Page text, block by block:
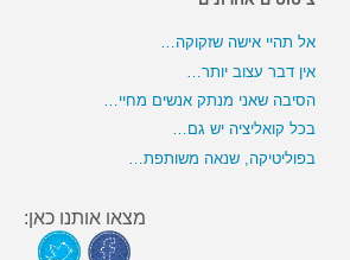
אל תהיי אישה שזקוקה…
אין דבר עצוב יותר…
הסיבה שאני מנתק אנשים מחיי…
בכל קואליציה יש גם…
בפוליטיקה, שנאה משותפת…
מצאו אותנו כאן: